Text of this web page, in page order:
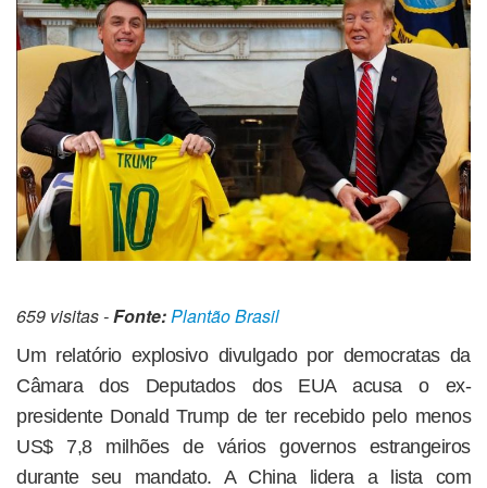
659 visitas -Fonte: Plantão Brasil
Um relatório explosivo divulgado por democratas da
Câmara dos Deputados dos EUA acusa o ex-
presidente Donald Trump de ter recebido pelo menos
US$ 7,8 milhões de vários governos estrangeiros
durante seu mandato. A China lidera a lista com